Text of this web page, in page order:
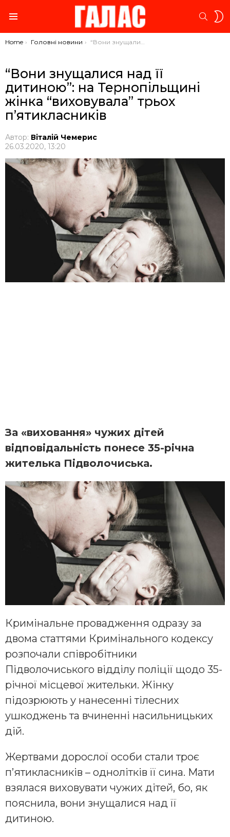
You are here:
Home Головні новини “Вони знущалися над її дитиною”: на Тернопільщині жінка “виховувала” трьох п’ятикласників
“Вони знущалися над її
дитиною”: на Тернопільщині
жінка “виховувала” трьох
п’ятикласників
Автор: Віталій Чемерис
26.03.2020, 13:20
За «виховання» чужих дітей
відповідальність понесе 35-річна
жителька Підволочиська.
Кримінальне провадження одразу за
двома статтями Кримінального кодексу
розпочали співробітники
Підволочиського відділу поліції щодо 35-
річної місцевої жительки. Жінку
підозрюють у нанесенні тілесних
ушкоджень та вчиненні насильницьких
дій.
Жертвами дорослої особи стали троє
п’ятикласників – однолітків її сина. Мати
взялася виховувати чужих дітей, бо, як
пояснила, вони знущалися над її
дитиною.